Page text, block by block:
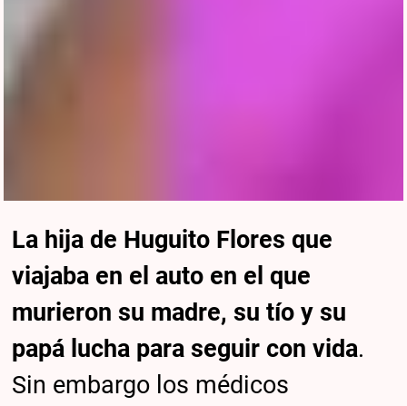
La hija de Huguito Flores que
viajaba en el auto en el que
murieron su madre, su tío y su
papá lucha para seguir con vida.
Sin embargo los médicos